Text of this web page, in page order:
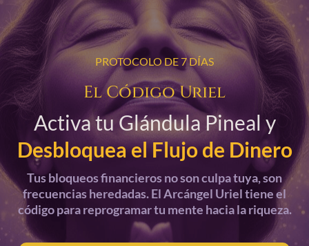
PROTOCOLO DE 7 DÍAS
El Código Uriel
Activa tu Glándula Pineal y
Desbloquea el Flujo de Dinero
Tus bloqueos financieros no son culpa tuya, son
frecuencias heredadas. El Arcángel Uriel tiene el
código para reprogramar tu mente hacia la riqueza.